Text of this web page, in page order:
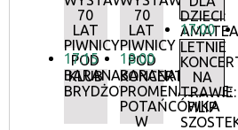
70
LAT
PIWNICY
POD
BARANAMI
17:15
KLUB
BRYDŻOWY
70
LAT
PIWNICY
POD
BARANAMI
18:00
KONCERTY
PROMENADOWE:
POTAŃCÓWKA
W
DZIECI:
17:00
LETNIE
NA
TRAWIE:
FILIP